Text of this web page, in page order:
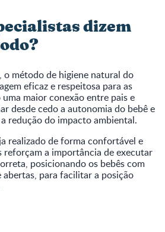
dizem
, o método de higiene natural do
eficaz e respeitosa para as
maior conexão entre pais e
desde cedo a autonomia do bebê e
redução do impacto ambiental.
realizado de forma confortável e
reforçam a importância de executar
posicionando os bebês com
abertas, para facilitar a posição